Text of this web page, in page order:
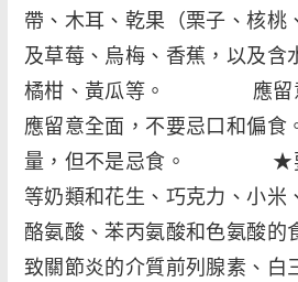
帶、木耳、乾果（栗子、核桃
及草莓、烏梅、香蕉，以及含
橘柑、黃瓜等。 應留意
應留意全面，不要忌口和偏食
量，但不是忌食。 ★要
等奶類和花生、巧克力、小米
酪氨酸、苯丙氨酸和色氨酸的
致關節炎的介質前列腺素、白